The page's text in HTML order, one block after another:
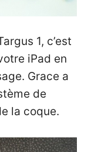
1, c’est
iPad en
Grace a
de
la coque.